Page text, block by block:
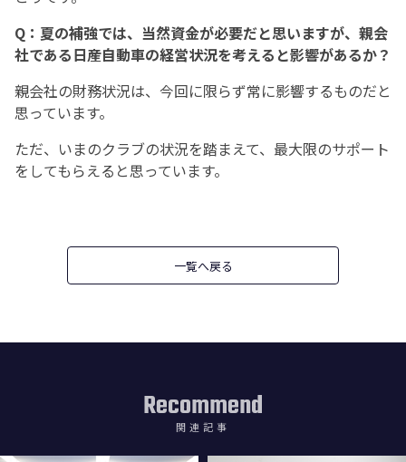
Q：夏の補強では、当然資金が必要だと思いますが、親会
社である日産自動車の経営状況を考えると影響があるか？
親会社の財務状況は、今回に限らず常に影響するものだと
思っています。
ただ、いまのクラブの状況を踏まえて、最大限のサポート
をしてもらえると思っています。
一覧へ戻る
Recommend
関連記事